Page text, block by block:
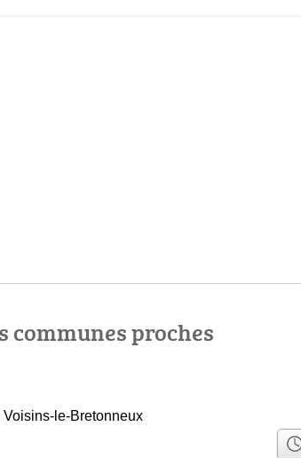
communes proches
le-Bretonneux